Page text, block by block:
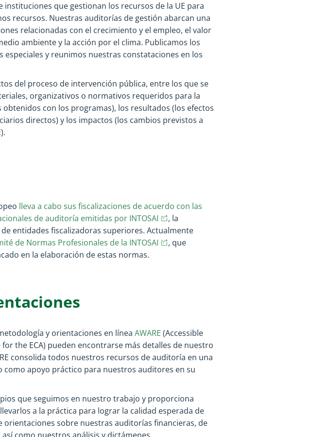
que gestionan los recursos de la UE para
recursos. Nuestras auditorías de gestión abarcan una
relacionadas con el crecimiento y el empleo, el valor
ambiente y la acción por el clima. Publicamos los
y reunimos nuestras constataciones en los
del proceso de intervención pública, entre los que se
organizativos o normativos requeridos para la
con los programas), los resultados (los efectos
directos) y los impactos (los cambios previstos a
lleva a cabo sus fiscalizaciones de acuerdo con las
de auditoría emitidas por INTOSAI (opens in new window)
(opens in new window)
, la
entidades fiscalizadoras superiores. Actualmente
de Normas Profesionales de la INTOSAI (opens in new window)
(opens in new window)
, que
en la elaboración de estas normas.
y orientaciones en línea AWARЕ (Accessible
the ECA) pueden encontrarse más detalles de nuestro
consolida todos nuestros recursos de auditoría en una
como apoyo práctico para nuestros auditores en su
que seguimos en nuestro trabajo y proporciona
a la práctica para lograr la calidad esperada de
orientaciones sobre nuestras auditorías financieras, de